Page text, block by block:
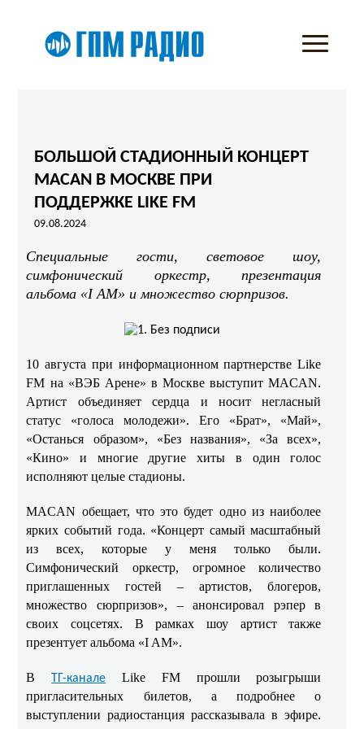
БОЛЬШОЙ СТАДИОННЫЙ КОНЦЕРТ
MACAN В МОСКВЕ ПРИ
ПОДДЕРЖКЕ LIKE FM
09.08.2024
Специальные гости, световое шоу,
симфонический оркестр, презентация
альбома «I AM» и множество сюрпризов.
10 августа при информационном партнерстве Like
FM на «ВЭБ Арене» в Москве выступит MACAN.
Артист объединяет сердца и носит негласный
статус «голоса молодежи». Его «Брат», «Май»,
«Останься образом», «Без названия», «За всех»,
«Кино» и многие другие хиты в один голос
исполняют целые стадионы.
MACAN обещает, что это будет одно из наиболее
ярких событий года. «Концерт самый масштабный
из всех, которые у меня только были.
Симфонический оркестр, огромное количество
приглашенных гостей – артистов, блогеров,
множество сюрпризов», – анонсировал рэпер в
своих соцсетях. В рамках шоу артист также
презентует альбома «I AM».
ВТГ-канале Like FM прошли розыгрыши
пригласительных билетов, а подробнее о
выступлении радиостанция рассказывала в эфире.